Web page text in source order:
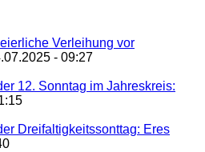
Verleihung vor
- 09:27
12. Sonntag im Jahreskreis:
Dreifaltigkeitssonttag: Eres